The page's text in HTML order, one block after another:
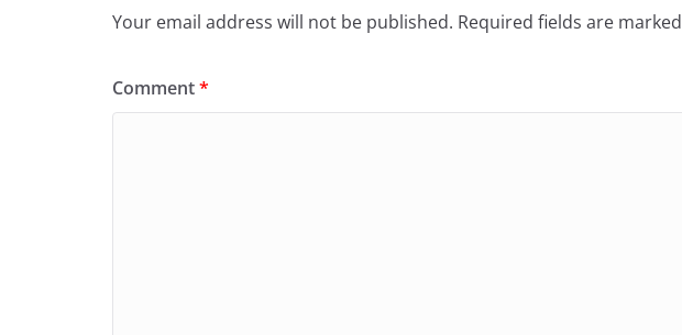
Your email address will not be published. Required fields are marked
Comment*